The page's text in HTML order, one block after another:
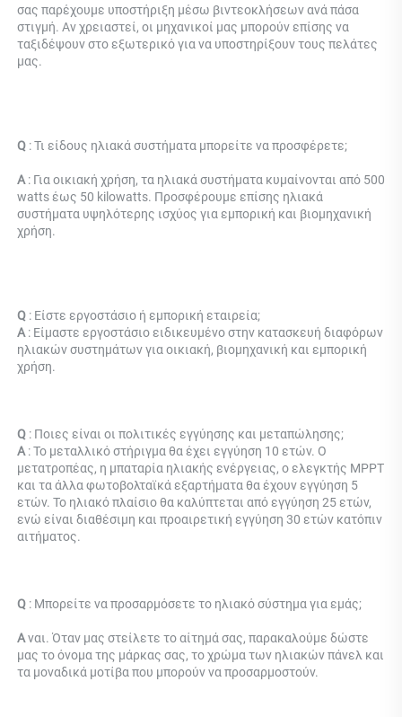
σας παρέχουμε υποστήριξη μέσω βιντεοκλήσεων ανά πάσα
στιγμή. Αν χρειαστεί, οι μηχανικοί μας μπορούν επίσης να
ταξιδέψουν στο εξωτερικό για να υποστηρίξουν τους πελάτες
μας.
Q : Τι είδους ηλιακά συστήματα μπορείτε να προσφέρετε;
Α : Για οικιακή χρήση, τα ηλιακά συστήματα κυμαίνονται από 500
watts έως 50 kilowatts. Προσφέρουμε επίσης ηλιακά
συστήματα υψηλότερης ισχύος για εμπορική και βιομηχανική
χρήση.
Q : Είστε εργοστάσιο ή εμπορική εταιρεία;
Α : Είμαστε εργοστάσιο ειδικευμένο στην κατασκευή διαφόρων
ηλιακών συστημάτων για οικιακή, βιομηχανική και εμπορική
χρήση.
Q : Ποιες είναι οι πολιτικές εγγύησης και μεταπώλησης;
Α : Το μεταλλικό στήριγμα θα έχει εγγύηση 10 ετών. Ο
μετατροπέας, η μπαταρία ηλιακής ενέργειας, ο ελεγκτής MPPT
και τα άλλα φωτοβολταϊκά εξαρτήματα θα έχουν εγγύηση 5
ετών. Το ηλιακό πλαίσιο θα καλύπτεται από εγγύηση 25 ετών,
ενώ είναι διαθέσιμη και προαιρετική εγγύηση 30 ετών κατόπιν
αιτήματος.
Q : Μπορείτε να προσαρμόσετε το ηλιακό σύστημα για εμάς;
Α ναι. Όταν μας στείλετε το αίτημά σας, παρακαλούμε δώστε
μας το όνομα της μάρκας σας, το χρώμα των ηλιακών πάνελ και
τα μοναδικά μοτίβα που μπορούν να προσαρμοστούν.